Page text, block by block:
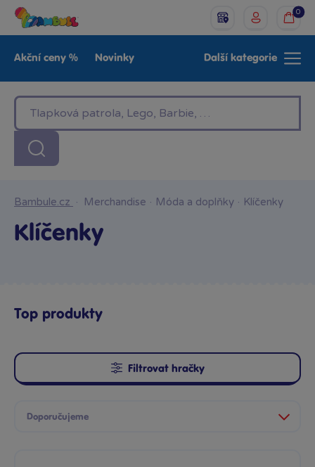
0
Akční ceny % Novinky
LEGO®
Baby Značky
Další kategorie
Bambule.cz · Merchandise · Móda a doplňky · Klíčenky
Klíčenky
Top produkty
Filtrovat hračky